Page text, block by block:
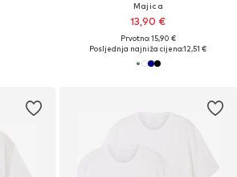
Majica
13,90 €
Prvotno: 15,90 €
Posljednja najniža cijena:12,51 €